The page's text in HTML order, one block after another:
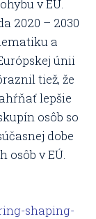
v EÚ.
2020 – 2030
a
únii
tiež, že
lepšie
osôb so
dobe
osôb v EÚ.
shaping-